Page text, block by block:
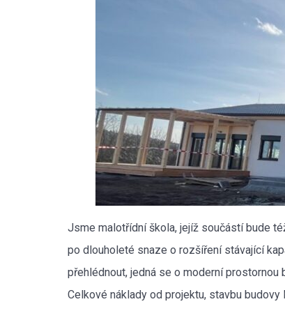
Jsme malotřídní škola, jejíž součástí bude
po dlouholeté snaze o rozšíření stávající
přehlédnout, jedná se o moderní prostornou
Celkové náklady od projektu, stavbu